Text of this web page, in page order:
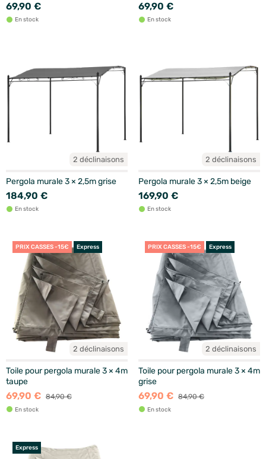
69,90 €
En stock
69,90 €
En stock
2 déclinaisons
Pergola murale 3 × 2,5m grise
184,90 €
En stock
2 déclinaisons
Pergola murale 3 × 2,5m beige
169,90 €
En stock
PRIX CASSES -15€ Express
2 déclinaisons
Toile pour pergola murale 3 × 4m
taupe
69,90 € 84,90 €
En stock
PRIX CASSES -15€ Express
2 déclinaisons
Toile pour pergola murale 3 × 4m
grise
69,90 € 84,90 €
En stock
Express